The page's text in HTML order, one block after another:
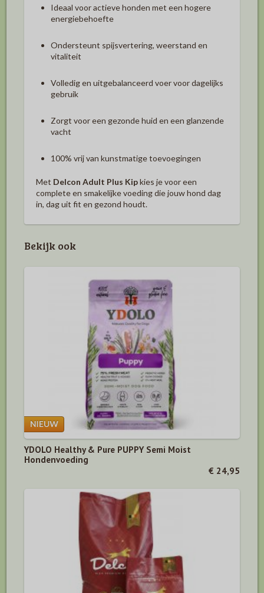
Ideaal voor actieve honden met een hogere
energiebehoefte
Ondersteunt spijsvertering, weerstand en
vitaliteit
Volledig en uitgebalanceerd voer voor dagelijks
gebruik
Zorgt voor een gezonde huid en een glanzende
vacht
100% vrij van kunstmatige toevoegingen
Met Delcon Adult Plus Kipkies je voor een
complete en smakelijke voeding die jouw hond dag
in, dag uit fit en gezond houdt.
Bekijk ook
YDOLO Healthy & Pure PUPPY Semi Moist
Hondenvoeding
€ 24,95